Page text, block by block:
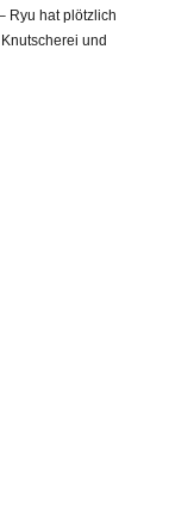
Ryu hat plötzlich
und